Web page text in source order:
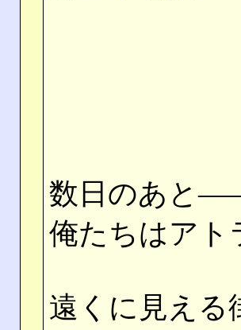
数日のあと
俺たちはアト
遠くに見える